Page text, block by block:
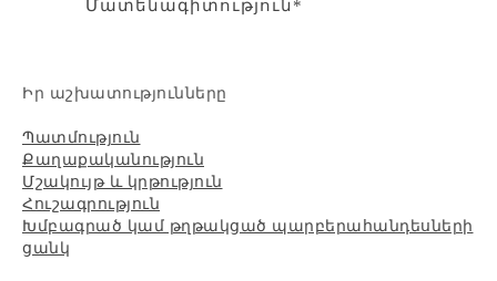
Մատենագիտություն*
Իր աշխատությունները
Պատմություն
Քաղաքականություն
Մշակույթ և կրթություն
Հուշագրություն
Խմբագրած կամ թղթակցած պարբերահանդեսների
ցանկ